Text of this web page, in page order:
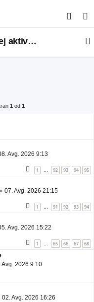
s
a
Poglej aktivne teme
1 od 1
Avg. 2026 9:13
1 … 92 93 94 95
« 07. Avg. 2026 21:15
1 … 91 92 93 94
Avg. 2026 15:22
1 65 66 67 68
Avg. 2026 9:10
02. Avg. 2026 16:26